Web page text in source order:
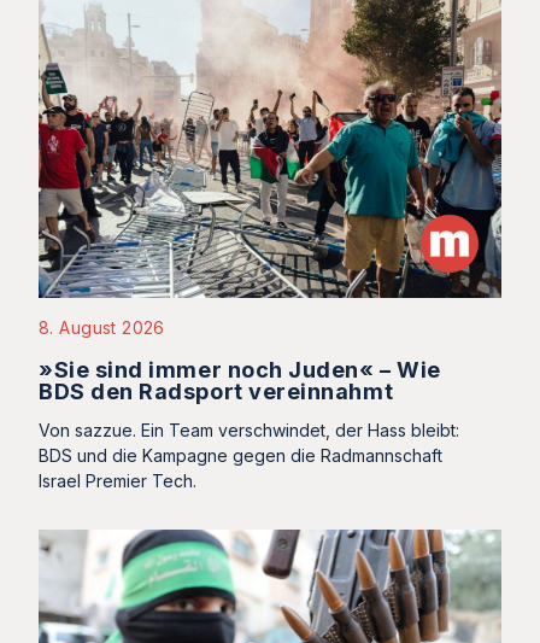
8. August 2026
»Sie sind immer noch Juden« – Wie
BDS den Radsport vereinnahmt
Von sazzue. Ein Team verschwindet, der Hass bleibt:
BDS und die Kampagne gegen die Radmannschaft
Israel Premier Tech.